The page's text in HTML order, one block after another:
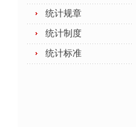
统计规章
统计制度
统计标准